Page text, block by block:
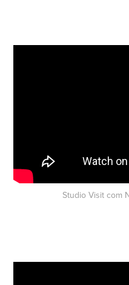
Studio Visit com